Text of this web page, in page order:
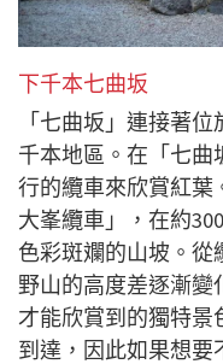
下千本七曲坂
「七曲坂」連接著
千本地區。在「七曲
行的纜車來欣賞紅葉
大峯纜車」，在約
色彩斑斕的山坡。從
野山的高度差逐漸變
才能欣賞到的獨特景
到達，因此如果想